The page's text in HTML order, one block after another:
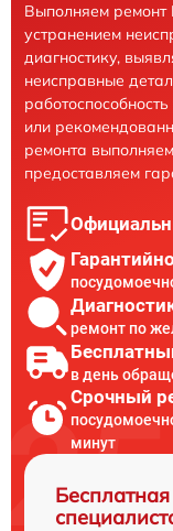
Выполняем ремонт
устранением
диагностику,
неисправные
или
ремонта
предоставляем
ремонт по
в день
Срочный
минут